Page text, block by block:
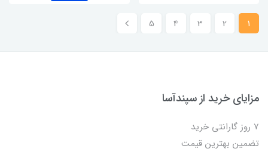
1
2
3
4
5
مزایای خرید از سپندآسا
7 روز گارانتی خرید
تضمین بهترین قیمت